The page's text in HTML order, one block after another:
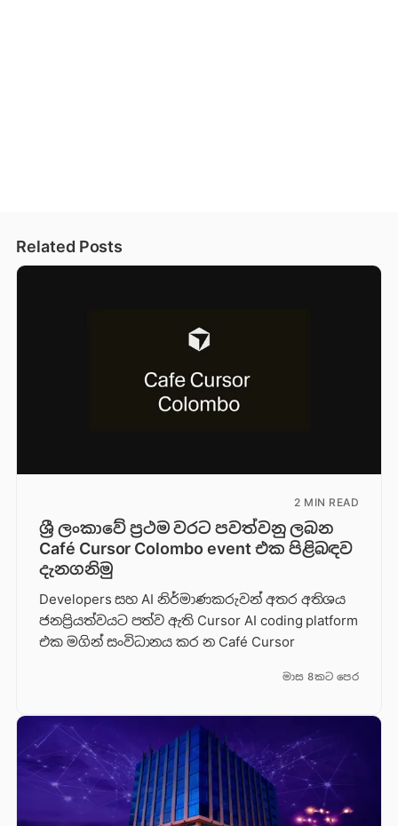
Related Posts
2 MIN READ
ශ්‍රී ලංකාවේ ප්‍රථම වරට පවත්වනු ලබන
Café Cursor Colombo event එක පිළිබඳව
දැනගනිමු
Developers සහ AI නිර්මාණකරුවන් අතර අතිශය
ජනප්‍රියත්වයට පත්ව ඇති Cursor AI coding platform
එක මගින් සංවිධානය කර න Café Cursor
මාස 8කට පෙර